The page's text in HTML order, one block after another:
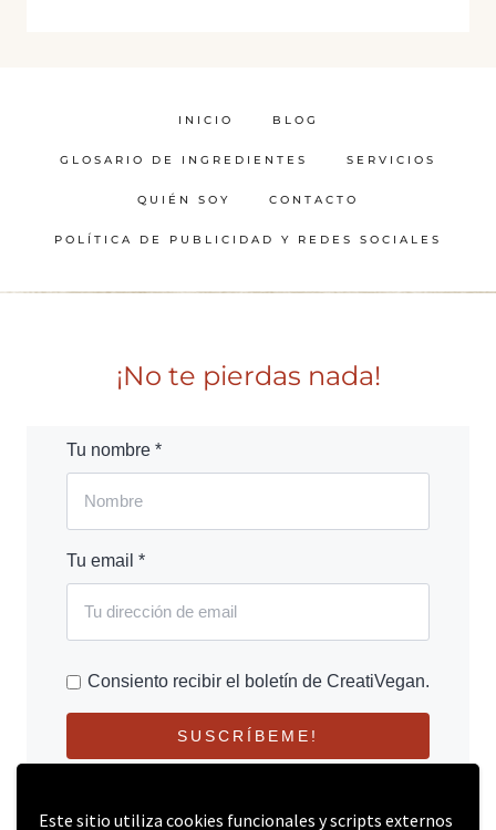
Este sitio utiliza cookies funcionales y scripts externos
INICIO BLOG
GLOSARIO DE INGREDIENTES SERVICIOS
QUIÉN SOY CONTACTO
POLÍTICA DE PUBLICIDAD Y REDES SOCIALES
¡No te pierdas nada!
Tu nombre *
Tu email *
Consiento recibir el boletín de CreatiVegan.
SUSCRÍBEME!